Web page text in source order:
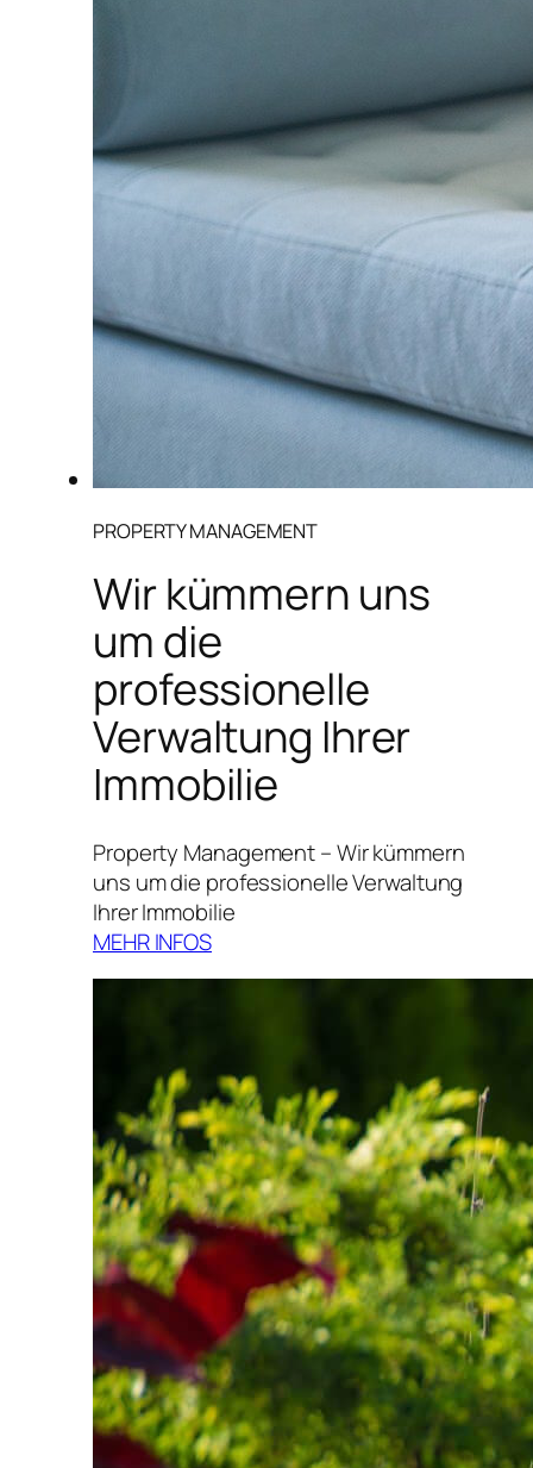
PROPERTY MANAGEMENT
Wir kümmern uns
um die
professionelle
Verwaltung Ihrer
Immobilie
Property Management – Wir kümmern
uns um die professionelle Verwaltung
Ihrer Immobilie
MEHR INFOS